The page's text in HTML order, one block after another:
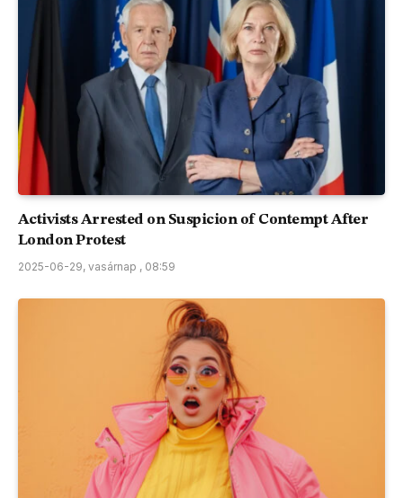
Activists Arrested on Suspicion of Contempt After
London Protest
2025-06-29, vasárnap , 08:59